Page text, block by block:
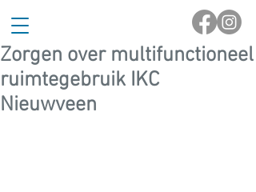
Zorgen over multifunctioneel
ruimtegebruik IKC
Nieuwveen